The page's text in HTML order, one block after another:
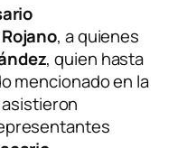
, a quienes
, quien hasta
mencionado en la